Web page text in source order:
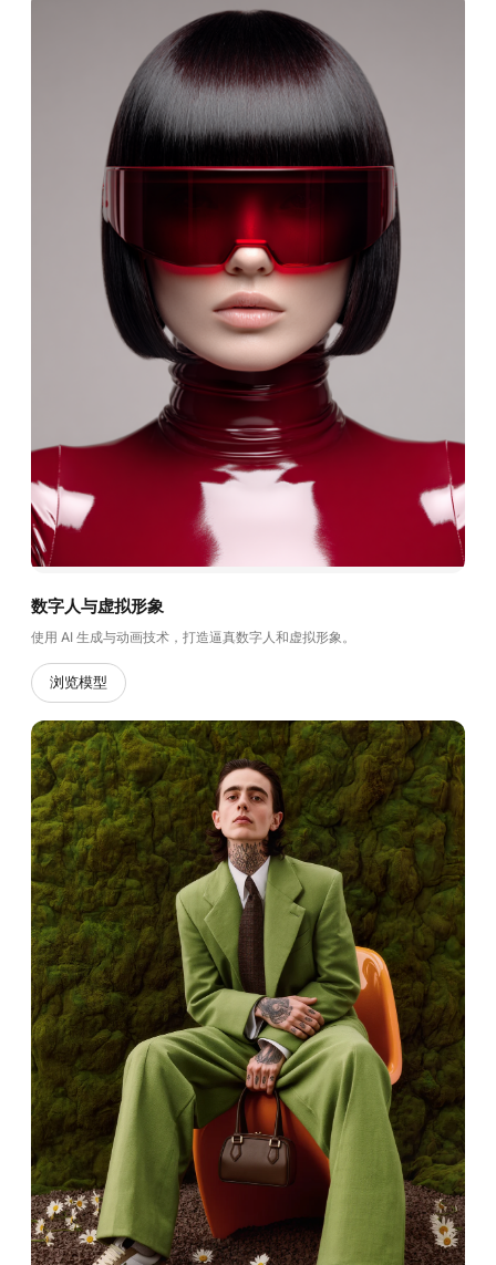
数字人与虚拟形象
使用 AI 生成与动画技术，打造逼真数字人和虚拟形象。
浏览模型